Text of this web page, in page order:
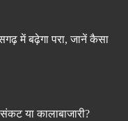
में बढ़ेगा परा, जानें कैसा
या कालाबाजारी?